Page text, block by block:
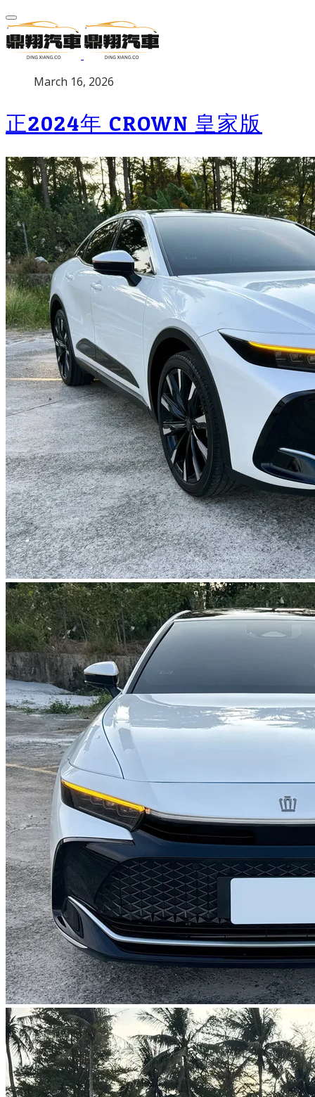
b
l
s
h
e
d
o
n
March 16, 2026
正2024年 CROWN 皇家版